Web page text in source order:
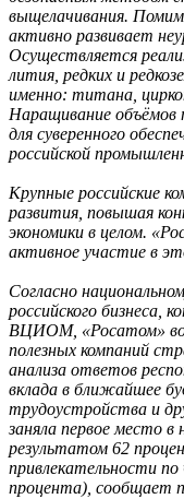
выщелачивания.
активно развивает
Осуществляется
лития, редких и
именно: титана,
Наращивание
для суверенного
российской
Крупные российские
развития, повышая
экономики в целом.
активное участие в
Согласно
российского бизнеса,
ВЦИОМ, «Росатом»
полезных компаний
анализа ответов
вклада в ближайшее
трудоустройства и
заняла первое место
результатом 62
привлекательности
процента), сообщает